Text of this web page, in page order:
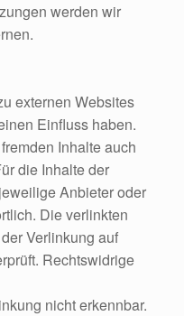
werden wir
externen Websites
Einfluss haben.
Inhalte auch
die Inhalte der
Anbieter oder
Die verlinkten
Verlinkung auf
Rechtswidrige
nicht erkennbar.